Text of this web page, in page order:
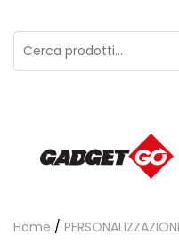
Home / PERSONALIZZAZIONI